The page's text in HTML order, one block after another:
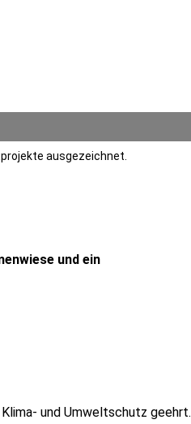
ausgezeichnet.
und ein
und Umweltschutz geehrt.